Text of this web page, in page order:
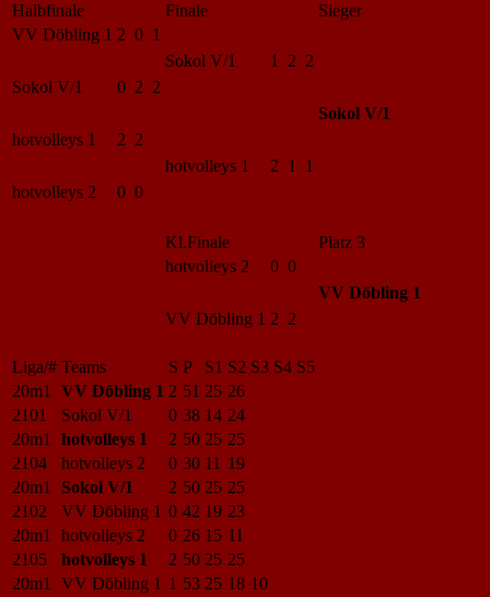
Halbfinale Finale
Sieger
VV Döbling 1 2 0 1
Sokol V/1
1 2 2
Sokol V/1
0 2 2
Sokol V/1
hotvolleys 1
2 2
hotvolleys 1
2 1 1
hotvolleys 2
0 0
Kl.Finale
Platz 3
hotvolleys 2
0 0
VV Döbling 1
VV Döbling 1 2 2
Liga/# Teams S P S1 S2 S3 S4 S5
20m1
VV Döbling 1 2 51 25 26
2101
Sokol V/1 0 38 14 24
20m1
hotvolleys 1 2 50 25 25
2104
hotvolleys 2 0 30 11 19
20m1
Sokol V/1 2 50 25 25
2102
VV Döbling 1 0 42 19 23
20m1
hotvolleys 2 0 26 15 11
2105
hotvolleys 1 2 50 25 25
20m1
VV Döbling 1 1 53 25 18 10